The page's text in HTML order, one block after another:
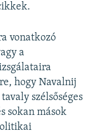
vonatkozó
a
hogy Navalnij
szélsőséges
sokan mások